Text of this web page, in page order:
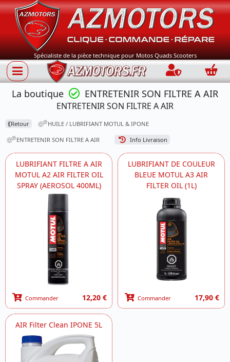
Spécialiste de la pièce technique pour Motos Quads Scooters
Connection
La boutique ENTRETENIR SON FILTRE A AIR
ENTRETENIR SON FILTRE A AIR
⟪Retour HUILE / LUBRIFIANT MOTUL & IPONE
ENTRETENIR SON FILTRE A AIR Info Livraison
LUBRIFIANT FILTRE A AIR
MOTUL A2 AIR FILTER OIL
SPRAY (AEROSOL 400ML)
Commander 12,20 €
LUBRIFIANT DE COULEUR
BLEUE MOTUL A3 AIR
FILTER OIL (1L)
Commander 17,90 €
AIR Filter Clean IPONE 5L